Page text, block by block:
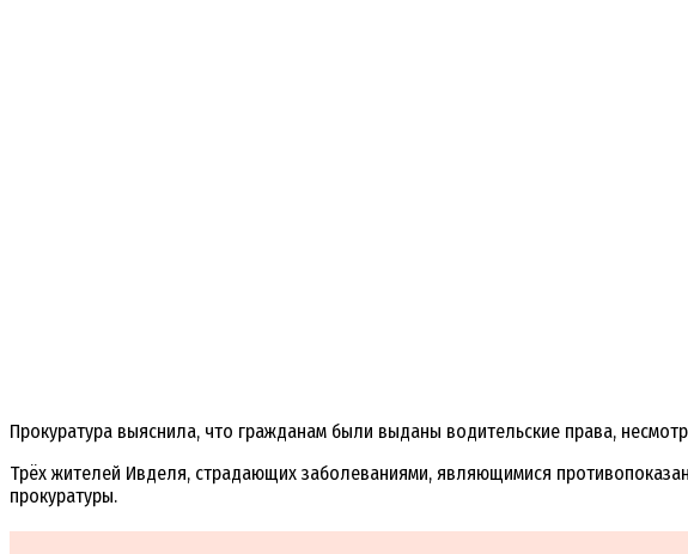
Прокуратура выяснила, что гражданам были выданы водительские права,
Трёх жителей Ивделя, страдающих заболеваниями, являющимися
прокуратуры.